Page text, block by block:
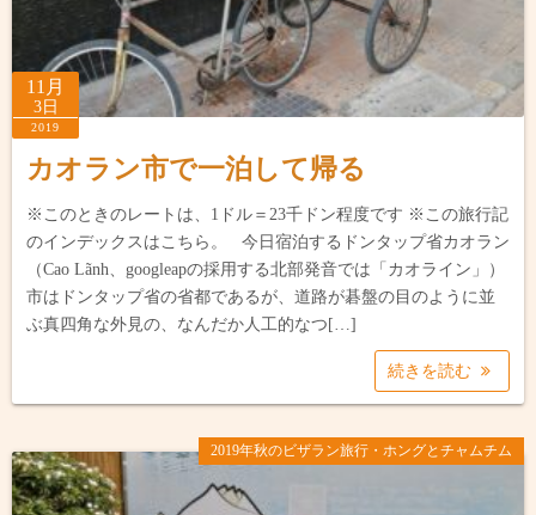
11月
3日
2019
カオラン市で一泊して帰る
※このときのレートは、1ドル＝23千ドン程度です ※この旅行記
のインデックスはこちら。 今日宿泊するドンタップ省カオラン
（Cao Lãnh、googleapの採用する北部発音では「カオライン」）
市はドンタップ省の省都であるが、道路が碁盤の目のように並
ぶ真四角な外見の、なんだか人工的なつ[…]
続きを読む
2019年秋のビザラン旅行・ホングとチャムチム